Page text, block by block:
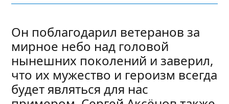
Он поблагодарил ветеранов за
мирное небо над головой
нынешних поколений и заверил,
что их мужество и героизм всегда
будет являться для нас